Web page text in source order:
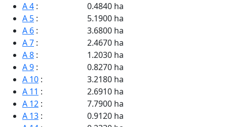
A 4 :
0.4840 ha
A 5 :
5.1900 ha
A 6 :
3.6800 ha
A 7 :
2.4670 ha
A 8 :
1.2030 ha
A 9 :
0.8270 ha
A 10 :
3.2180 ha
A 11 :
2.6910 ha
A 12 :
7.7900 ha
A 13 :
0.9120 ha